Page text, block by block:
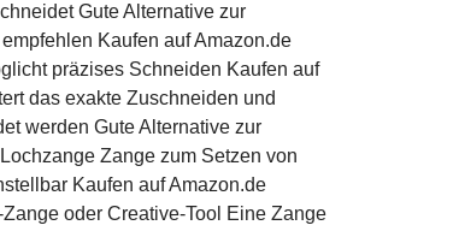
Gute Alternative zur
Kaufen auf Amazon.de
präzises Schneiden Kaufen auf
das exakte Zuschneiden und
werden Gute Alternative zur
Zange zum Setzen von
Kaufen auf Amazon.de
oder Creative-Tool Eine Zange